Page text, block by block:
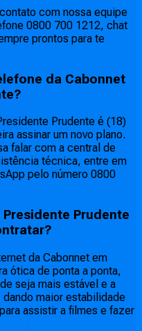
com nossa equipe
0800 700 1212, chat
prontos para te
da Cabonnet
Prudente é (18)
assinar um novo plano.
falar com a central de
técnica, entre em
pelo número 0800
Prudente
da Cabonnet em
ótica de ponta a ponta,
seja mais estável e a
maior estabilidade
assistir a filmes e fazer